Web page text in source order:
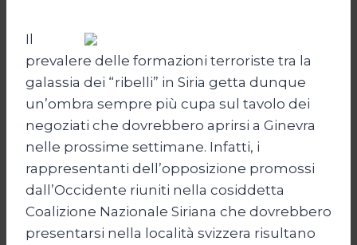
Il
prevalere delle formazioni terroriste tra la
galassia dei “ribelli” in Siria getta dunque
un’ombra sempre più cupa sul tavolo dei
negoziati che dovrebbero aprirsi a Ginevra
nelle prossime settimane. Infatti, i
rappresentanti dell’opposizione promossi
dall’Occidente riuniti nella cosiddetta
Coalizione Nazionale Siriana che dovrebbero
presentarsi nella località svizzera risultano